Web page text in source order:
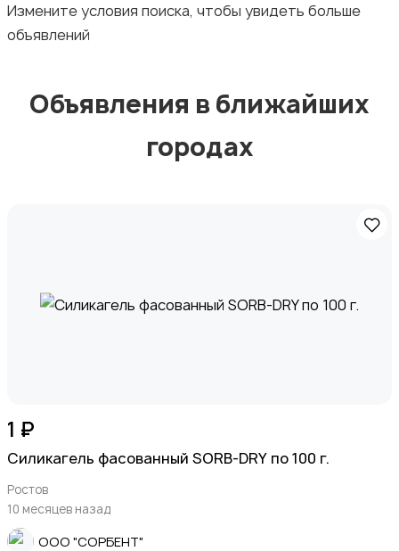
Измените условия поиска, чтобы увидеть больше
объявлений
Объявления в ближайших
городах
1 ₽
Силикагель фасованный SORB-DRY по 100 г.
Ростов
10 месяцев назад
ООО "СОРБЕНТ"